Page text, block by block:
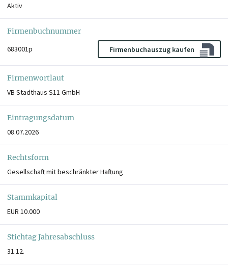
Aktiv
Firmenbuchnummer
683001p
Firmenbuchauszug kaufen
Firmenwortlaut
VB Stadthaus S11 GmbH
Eintragungsdatum
08.07.2026
Rechtsform
Gesellschaft mit beschränkter Haftung
Stammkapital
EUR 10.000
Stichtag Jahresabschluss
31.12.